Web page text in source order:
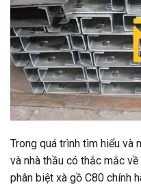
Trong quá trình tìm hiểu và
và nhà thầu có thắc mắc
phân biệt xà gồ C80 chính